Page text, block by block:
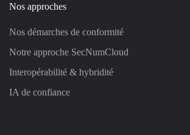
Nos approches
Nos démarches de conformité
Notre approche SecNumCloud
Interopérabilité & hybridité
IA de confiance